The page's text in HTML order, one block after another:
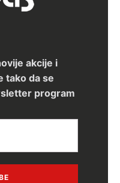
akcije i
tako da se
program